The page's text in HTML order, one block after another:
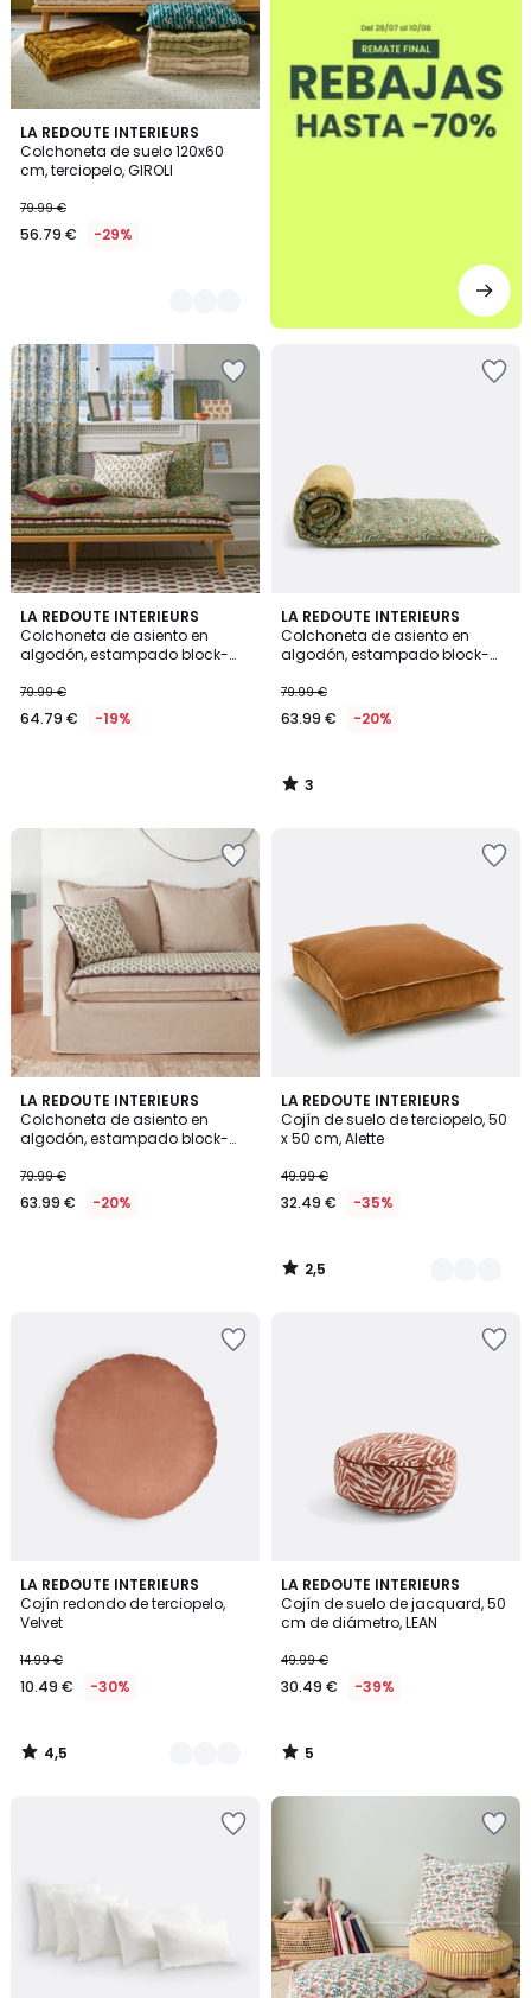
LA REDOUTE INTERIEURS
Colchoneta de suelo 120x60
cm, terciopelo, GIROLI
79.99 €
56.79 € -29%
3
Colores
LA REDOUTE INTERIEURS
Colchoneta de asiento en
algodón, estampado block-
79.99 €
64.79 € -19%
LA REDOUTE INTERIEURS
Colchoneta de asiento en
algodón, estampado block-
79.99 €
63.99 € -20%
3
/
5
3
/
LA REDOUTE INTERIEURS
Colchoneta de asiento en
algodón, estampado block-
79.99 €
63.99 € -20%
LA REDOUTE INTERIEURS
Cojín de suelo de terciopelo, 50
x 50 cm, Alette
49.99 €
32.49 € -35%
2,5
/ 5
2
Colores
2,5
/
LA REDOUTE INTERIEURS
Cojín redondo de terciopelo,
Velvet
14.99 €
10.49 € -30%
4,5
/ 5
9
Colores
4,5
/
LA REDOUTE INTERIEURS
Cojín de suelo de jacquard, 50
cm de diámetro, LEAN
49.99 €
30.49 € -39%
5
/
5
5
/